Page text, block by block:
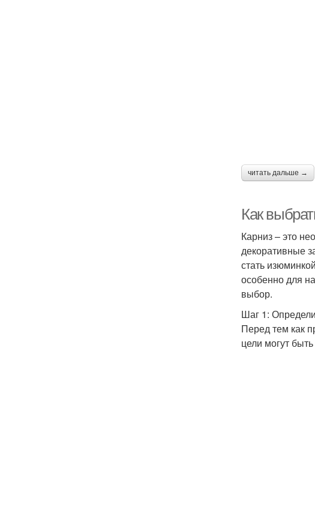
читать дальше →
Как
Карниз – это
декоративные
стать
особенно для
выбор.
Шаг 1:
Перед тем как
цели могут